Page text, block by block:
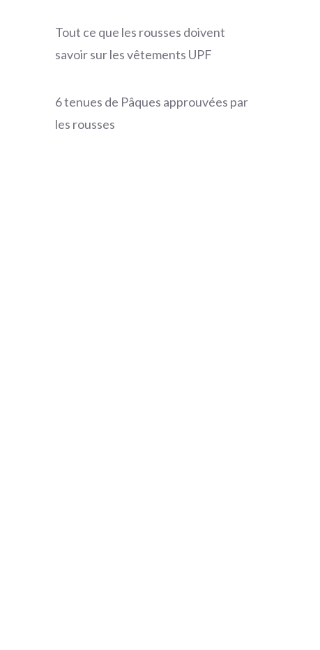
Tout ce que les rousses doivent
savoir sur les vêtements UPF
6 tenues de Pâques approuvées par
les rousses